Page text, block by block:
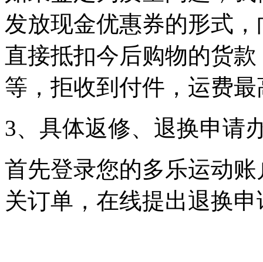
发放现金优惠券的形式
直接抵扣今后购物的货
等，拒收到付件，运费
3、具体返修、退换申请
首先登录您的多乐运动
关订单，在线提出退换申